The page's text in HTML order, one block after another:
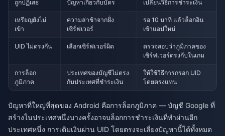
ถูกปฏิเสธ
ปัญหาเกี่ยวกับบัตร
เปลี่ยนวิธีการชำระเงิน
เหรียญยังไม่
เข้า
ความล่าช้าจากฝั่ง
เซิร์ฟเวอร์
รอ 10 นาที แล้วล็อกอิน
เข้าแอปใหม่
UID ไม่ตรงกัน เลือกเซิร์ฟเวอร์ผิด
ตรวจสอบว่าภูมิภาคของ
เซิร์ฟเวอร์ตรงกับในเกม
การล็อก
ภูมิภาค
ประเทศของบัญชีไม่ตรง
กับประเทศที่ชำระเงิน
ให้ใช้วิธีการกรอก UID
โดยตรงแทน
ปัญหาที่ใหญ่ที่สุดของ Android คือการล็อกภูมิภาค — บัญชี Google ที่
สร้างในประเทศหนึ่งบางครั้งอาจบล็อกการชำระเงินที่ทำผ่านอีก
ประเทศหนึ่ง การเติมเงินผ่าน UID โดยตรงจะเลี่ยงปัญหานี้ได้ทั้งหมด